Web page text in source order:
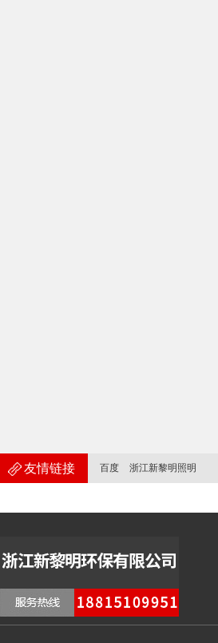
友情链接 百度 浙江新黎明照明